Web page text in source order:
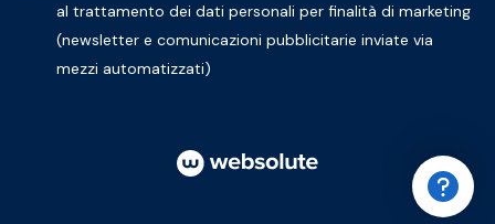
al trattamento dei dati personali per finalità di marketing
(newsletter e comunicazioni pubblicitarie inviate via
mezzi automatizzati)